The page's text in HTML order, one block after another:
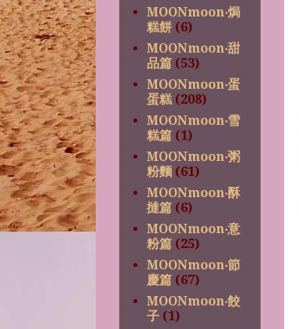
MOONmoon‧焗
糕餅 (6)
MOONmoon‧甜
品篇 (53)
MOONmoon‧蛋
蛋糕 (208)
MOONmoon‧雪
糕篇 (1)
MOONmoon‧粥
粉麵 (61)
MOONmoon‧酥
撻篇 (6)
MOONmoon‧意
粉篇 (25)
MOONmoon‧節
慶篇 (67)
MOONmoon‧餃
子 (1)